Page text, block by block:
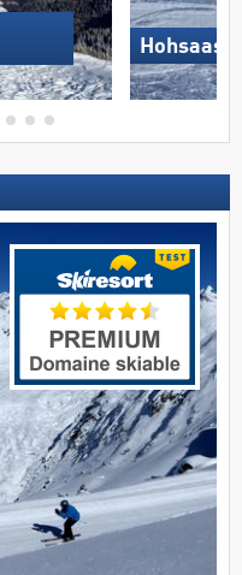
Hohsaas